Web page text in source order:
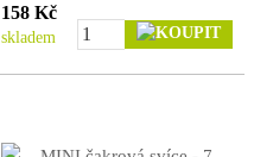
158 Kč
skladem